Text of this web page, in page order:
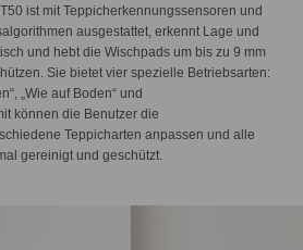
ist mit Teppicherkennungssensoren und
ausgestattet, erkennt Lage und
und hebt die Wischpads um bis zu 9 mm
Sie bietet vier spezielle Betriebsarten:
„Wie auf Boden“ und
können die Benutzer die
Teppicharten anpassen und alle
gereinigt und geschützt.